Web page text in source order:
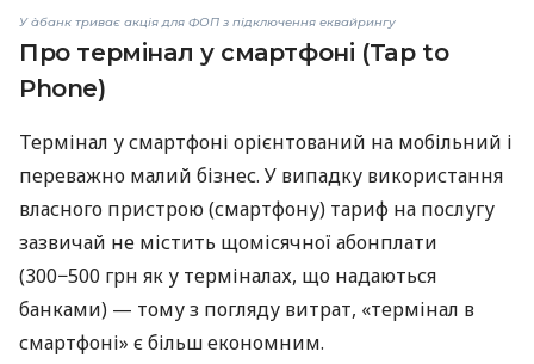
У àбанк триває акція для ФОП з підключення еквайрингу
Про термінал у смартфоні (Tap to
Phone)
Термінал у смартфоні орієнтований на мобільний і
переважно малий бізнес. У випадку використання
власного пристрою (смартфону) тариф на послугу
зазвичай не містить щомісячної абонплати
(300−500 грн як у терміналах, що надаються
банками) — тому з погляду витрат, «термінал в
смартфоні» є більш економним.